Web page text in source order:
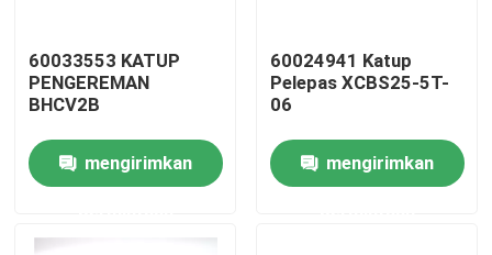
Rumah
Produk
60033553 KATUP
PENGEREMAN
BHCV2B
mengirimkan
60024941 Katup
Pelepas XCBS25-5T-
06
mengirimkan